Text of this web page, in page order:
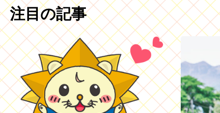
注目の記事